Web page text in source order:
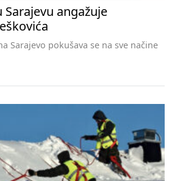
angažuje
Sarajevo pokušava se na sve načine